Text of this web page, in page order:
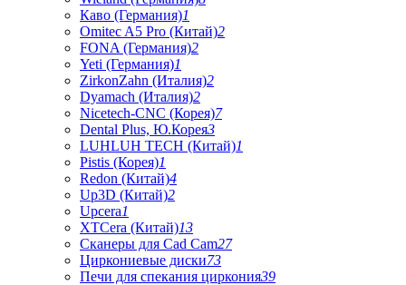
Каво (Германия)1
Omitec A5 Pro (Китай)2
FONA (Германия)2
Yeti (Германия)1
ZirkonZahn (Италия)2
Dyamach (Италия)2
Nicetech-CNC (Корея)7
Dental Plus, Ю.Корея3
LUHLUH TECH (Китай)1
Pistis (Корея)1
Redon (Китай)4
Up3D (Китай)2
Upcera1
XTCera (Китай)13
Сканеры для Cad Cam27
Циркониевые диски73
Печи для спекания циркония39